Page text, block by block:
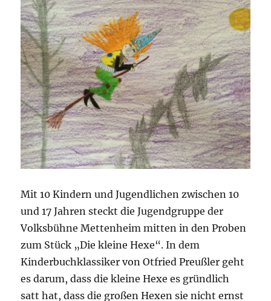
Mit 10 Kindern und Jugendlichen zwischen 10
und 17 Jahren steckt die Jugendgruppe der
Volksbühne Mettenheim mitten in den Proben
zum Stück „Die kleine Hexe“. In dem
Kinderbuchklassiker von Otfried Preußler geht
es darum, dass die kleine Hexe es gründlich
satt hat, dass die großen Hexen sie nicht ernst